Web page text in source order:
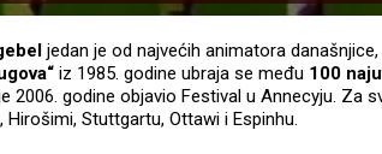
jedan je od najvećih animatora
iz 1985. godine ubraja se među 100
2006. godine objavio Festival u Annecyju. Za
Hirošimi, Stuttgartu, Ottawi i Espinhu.